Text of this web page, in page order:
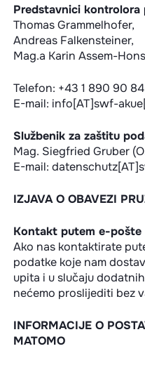
Predstavnici kontrolora
Thomas Grammelhofer,
Andreas Falkensteiner,
Mag.a Karin Assem-
Telefon: +43 1 890 90
E-mail: info[AT]swf-
Službenik za zaštitu
Mag. Siegfried Gruber
E-mail:
IZJAVA O OBAVEZI
Kontakt putem e-pošte
Ako nas kontaktirate
podatke koje nam
upita i u slučaju
nećemo proslijediti bez
INFORMACIJE O
MATOMO